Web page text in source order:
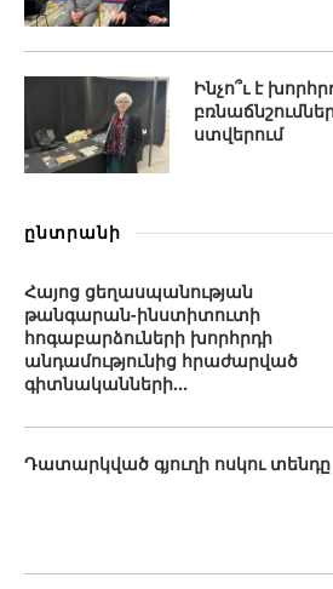
Ինչո՞ւ է
ստվերում
ընտրանի
Հայոց ցեղասպանության
թանգարան-ինստիտուտի
հոգաբարձուների խորհրդի
անդամությունից հրաժարված
գիտնականների...
Դատարկված գյուղի ոսկու տենդը